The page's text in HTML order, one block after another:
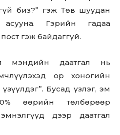
биз?” гэж Төв шуудан
Гэрийн гадаа
гэж байдаггүй.
мэндийн даатгал нь
ор хоногийн
Бусад үзлэг, эм
өөрийн төлбөрөөр
дээр даатгал